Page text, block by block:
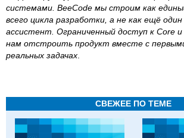
системами. BeeCode мы строим как
всего цикла разработки, а не как ещё
ассистент. Ограниченный доступ к Core
нам отстроить продукт вместе с
реальных задачах
СВЕЖЕЕ ПО ТЕМЕ